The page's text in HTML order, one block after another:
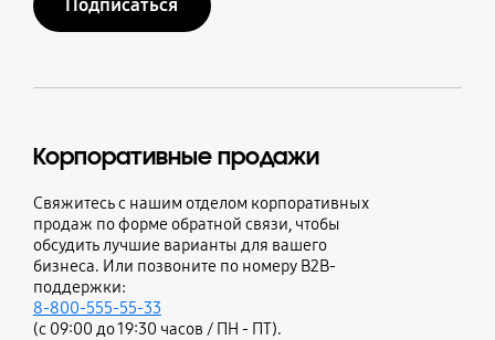
Подписаться
Корпоративные продажи
Свяжитесь с нашим отделом корпоративных
продаж по форме обратной связи, чтобы
обсудить лучшие варианты для вашего
бизнеса. Или позвоните по номеру B2B-
поддержки:
8-800-555-55-33
(с 09:00 до 19:30 часов / ПН - ПТ).